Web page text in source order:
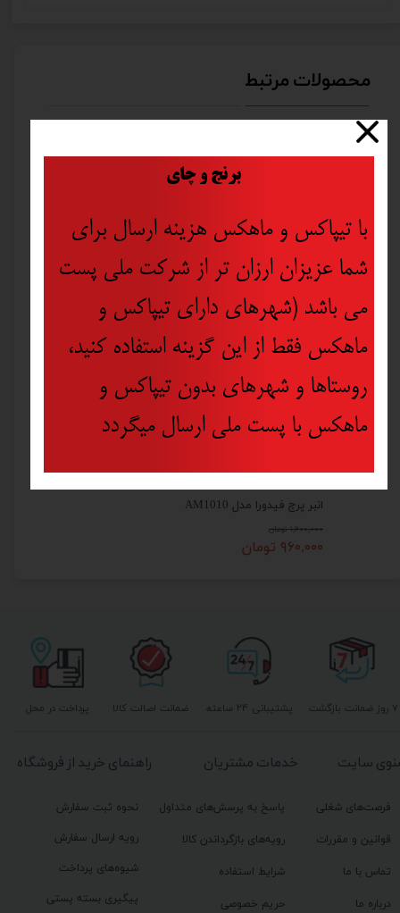
محصولات مرتبط
انبر پرچ فیدورا مدل AM1010
۱,۲۰۰,۰۰۰ تومان
۹۶۰,۰۰۰ تومان
پشتیبانی ۲۴ ساعته پرداخت در محل ۷ روز ضمانت بازگشت ضمانت اصالت کالا
راهنمای خرید از فروشگاه
نحوه ثبت سفارش
رویه ارسال سفارش
شیوه‌های پرداخت
پیگیری بسته پستی
خدمات مشتریان
پاسخ به پرسش‌های متداول
رویه‌های بازگرداندن کالا
شرایط استفاده
حریم خصوصی
سایت
فرصت‌های شغلی
قوانین و مقررات
تماس با ما
درباره ما
برنج و چای
با تیپاکس و ماهکس هزینه ارسال برای
شما عزیزان ارزان تر از شرکت ملی پست
می باشد (شهرهای دارای تیپاکس و
ماهکس فقط از این گزینه استفاده کنید،
روستاها و شهرهای بدون تیپاکس و
ماهکس با پست ملی ارسال میگردد